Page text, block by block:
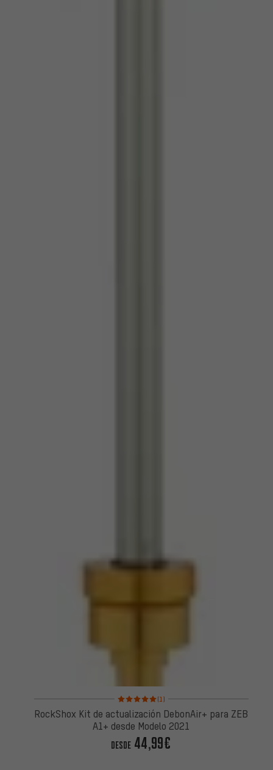
Valoración media: 5 de 5 basada en 1 reseñas
(1)
RockShox Kit de actualización DebonAir+ para ZEB
A1+ desde Modelo 2021
DESDE 44,99€